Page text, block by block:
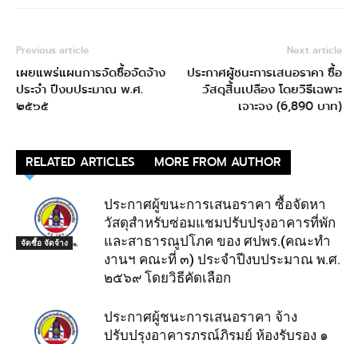
Previous article
เผยแพร่แผนการจัดซื้อจัดจ้าง
ประจำ ปีงบประมาณ พ.ศ.
๒๕๖๕
Next article
ประกาศผู้ชนะการเสนอราคา ซื้อ
วัสดุสิ้นเปลือง โดยวิธีเฉพาะ
เจาะจง (6,890 บาท)
RELATED ARTICLES MORE FROM AUTHOR
จัดซื้อ จัดจ้าง
ประกาศผู้ขนะการเสนอราคา ซื้อจัดหา
วัสดุสำหรับซ่อมแชมปรับปรุงอาคารที่พัก
และสาธารณูปโภค ของ ศปพร.(คณะทำ
งานฯ คณะที่ ๓) ประจำปีงบประมาณ พ.ศ.
๒๕๖๙ โดยวิธีคัดเลือก
ประกาศผู้ชนะการเสนอราคา จ้าง
ปรับปรุงอาคารภรณ์ภิรมย์ ห้องรับรอง ๑